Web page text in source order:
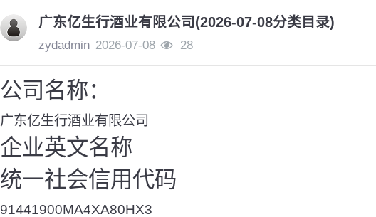
广东亿生行酒业有限公司(2026-07-08分类目录)
zydadmin 2026-07-08 28
公司名称：
广东亿生行酒业有限公司
企业英文名称
统一社会信用代码
91441900MA4XA80HX3